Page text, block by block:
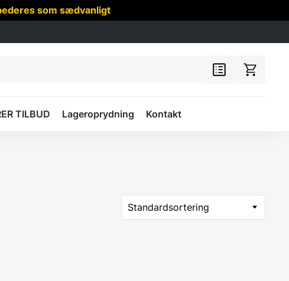
som sædvanligt
TILBUD Lageroprydning Kontakt